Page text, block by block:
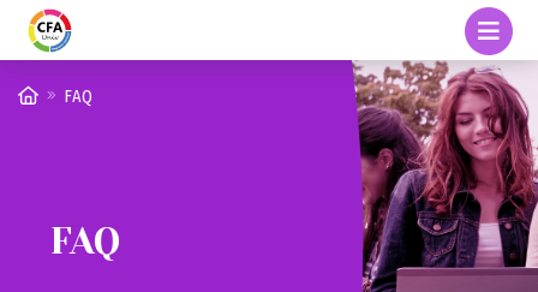
FAQ
FAQ